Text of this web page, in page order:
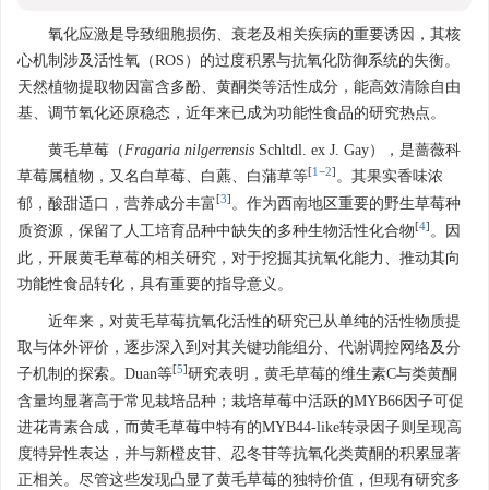
氧化应激是导致细胞损伤、衰老及相关疾病的重要诱因，其核
心机制涉及活性氧（ROS）的过度积累与抗氧化防御系统的失衡。
天然植物提取物因富含多酚、黄酮类等活性成分，能高效清除自由
基、调节氧化还原稳态，近年来已成为功能性食品的研究热点。
黄毛草莓（Fragaria nilgerrensis Schltdl. ex J. Gay），是蔷薇科
草莓属植物，又名白草莓、白藨、白蒲草等[1 −2] 。其果实香味浓
郁，酸甜适口，营养成分丰富[3] 。作为西南地区重要的野生草莓种
质资源，保留了人工培育品种中缺失的多种生物活性化合物[4] 。因
此，开展黄毛草莓的相关研究，对于挖掘其抗氧化能力、推动其向
功能性食品转化，具有重要的指导意义。
近年来，对黄毛草莓抗氧化活性的研究已从单纯的活性物质提
取与体外评价，逐步深入到对其关键功能组分、代谢调控网络及分
子机制的探索。Duan等[5]研究表明，黄毛草莓的维生素C与类黄酮
含量均显著高于常见栽培品种；栽培草莓中活跃的MYB66因子可促
进花青素合成，而黄毛草莓中特有的MYB44-like转录因子则呈现高
度特异性表达，并与新橙皮苷、忍冬苷等抗氧化类黄酮的积累显著
正相关。尽管这些发现凸显了黄毛草莓的独特价值，但现有研究多